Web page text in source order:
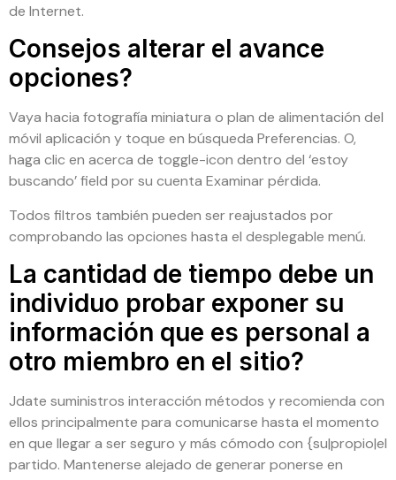
de Internet.
Consejos alterar el avance
opciones?
Vaya hacia fotografía miniatura o plan de alimentación del
móvil aplicación y toque en búsqueda Preferencias. O,
haga clic en acerca de toggle-icon dentro del ‘estoy
buscando’ field por su cuenta Examinar pérdida.
Todos filtros también pueden ser reajustados por
comprobando las opciones hasta el desplegable menú.
La cantidad de tiempo debe un
individuo probar exponer su
información que es personal a
otro miembro en el sitio?
Jdate suministros interacción métodos y recomienda con
ellos principalmente para comunicarse hasta el momento
en que llegar a ser seguro y más cómodo con {su|propio|el
partido. Mantenerse alejado de generar ponerse en